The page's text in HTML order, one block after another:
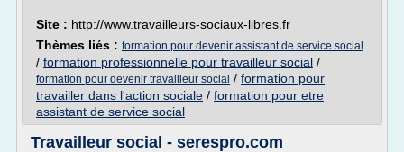
Site : http://www.travailleurs-sociaux-libres.fr
Thèmes liés : formation pour devenir assistant de service social
/ formation professionnelle pour travailleur social /
formation pour devenir travailleur social / formation pour
travailler dans l'action sociale / formation pour etre
assistant de service social
Travailleur social - serespro.com